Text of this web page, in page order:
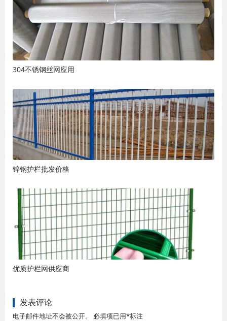
304不锈钢丝网应用
锌钢护栏批发价格
优质护栏网供应商
发表评论
电子邮件地址不会被公开。 必填项已用*标注